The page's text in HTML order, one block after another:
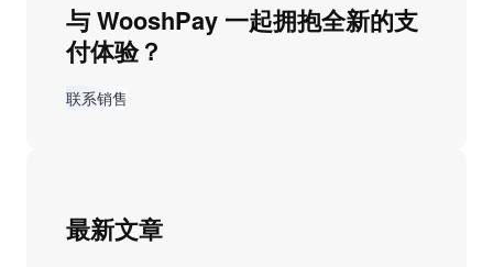
与 WooshPay 一起拥抱全新的支
付体验？
联系销售
最新文章